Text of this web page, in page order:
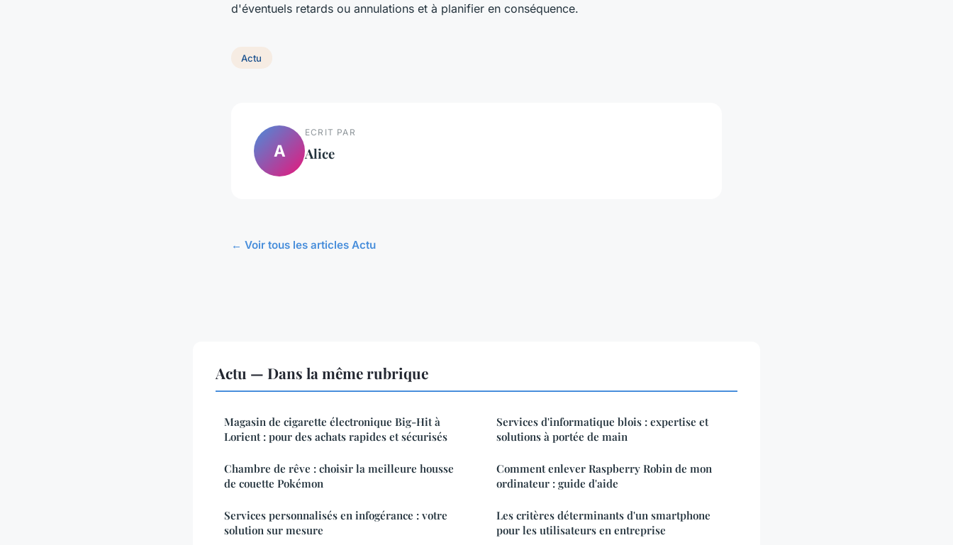
d'éventuels retards ou annulations et à planifier en conséquence.
Actu
A
ECRIT PAR
Alice
← Voir tous les articles Actu
Actu — Dans la même rubrique
Magasin de cigarette électronique Big-Hit à
Lorient : pour des achats rapides et sécurisés
Chambre de rêve : choisir la meilleure housse
de couette Pokémon
Services personnalisés en infogérance : votre
solution sur mesure
Services d'informatique blois : expertise et
solutions à portée de main
Comment enlever Raspberry Robin de mon
ordinateur : guide d'aide
Les critères déterminants d'un smartphone
pour les utilisateurs en entreprise